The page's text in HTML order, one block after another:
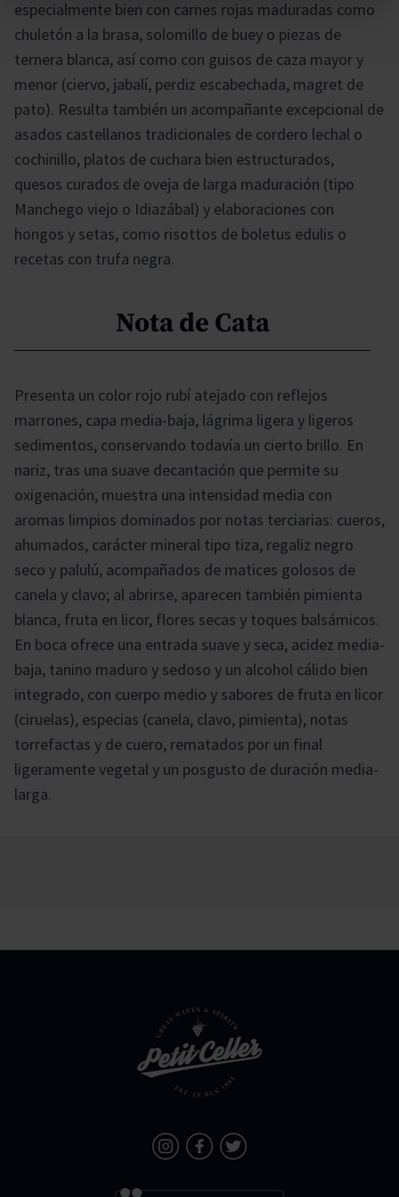
especialmente bien con carnes rojas maduradas como
chuletón a la brasa, solomillo de buey o piezas de
ternera blanca, así como con guisos de caza mayor y
menor (ciervo, jabalí, perdiz escabechada, magret de
pato). Resulta también un acompañante excepcional de
asados castellanos tradicionales de cordero lechal o
cochinillo, platos de cuchara bien estructurados,
quesos curados de oveja de larga maduración (tipo
Manchego viejo o Idiazábal) y elaboraciones con
hongos y setas, como risottos de boletus edulis o
recetas con trufa negra.
Nota de Cata
Presenta un color rojo rubí atejado con reflejos
marrones, capa media-baja, lágrima ligera y ligeros
sedimentos, conservando todavía un cierto brillo. En
nariz, tras una suave decantación que permite su
oxigenación, muestra una intensidad media con
aromas limpios dominados por notas terciarias: cueros,
ahumados, carácter mineral tipo tiza, regaliz negro
seco y palulú, acompañados de matices golosos de
canela y clavo; al abrirse, aparecen también pimienta
blanca, fruta en licor, flores secas y toques balsámicos.
En boca ofrece una entrada suave y seca, acidez media-
baja, tanino maduro y sedoso y un alcohol cálido bien
integrado, con cuerpo medio y sabores de fruta en licor
(ciruelas), especias (canela, clavo, pimienta), notas
torrefactas y de cuero, rematados por un final
ligeramente vegetal y un posgusto de duración media-
larga.